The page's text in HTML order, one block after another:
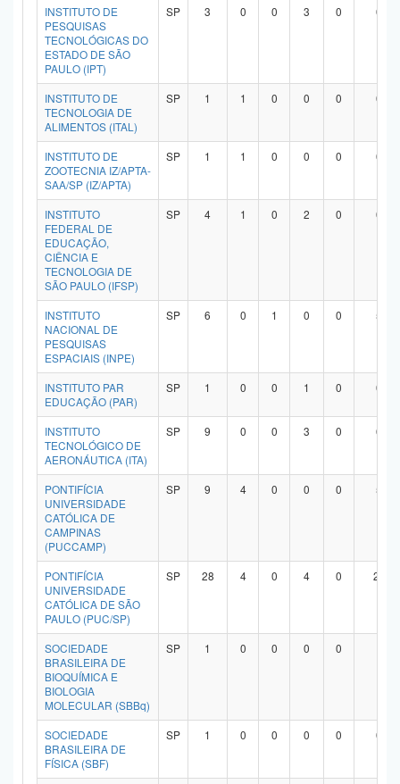
INSTITUTO DE
PESQUISAS
TECNOLÓGICAS DO
ESTADO DE SÃO
PAULO (IPT)
SP 3 0 0 3 0 0
INSTITUTO DE
TECNOLOGIA DE
ALIMENTOS (ITAL)
SP 1 1 0 0 0 0
INSTITUTO DE
ZOOTECNIA IZ/APTA-
SAA/SP (IZ/APTA)
SP 1 1 0 0 0 0
INSTITUTO
FEDERAL DE
EDUCAÇÃO,
CIÊNCIA E
TECNOLOGIA DE
SÃO PAULO (IFSP)
SP 4 1 0 2 0 0
INSTITUTO
NACIONAL DE
PESQUISAS
ESPACIAIS (INPE)
SP 6 0 1 0 0 5
INSTITUTO PAR
EDUCAÇÃO (PAR)
SP 1 0 0 1 0 0
INSTITUTO
TECNOLÓGICO DE
AERONÁUTICA (ITA)
SP 9 0 0 3 0 6
PONTIFÍCIA
UNIVERSIDADE
CATÓLICA DE
CAMPINAS
(PUCCAMP)
SP 9 4 0 0 0 5
PONTIFÍCIA
UNIVERSIDADE
CATÓLICA DE SÃO
PAULO (PUC/SP)
SP 28 4 0 4 0 20
SOCIEDADE
BRASILEIRA DE
BIOQUÍMICA E
BIOLOGIA
MOLECULAR (SBBq)
SP 1 0 0 0 0
SOCIEDADE
BRASILEIRA DE
FÍSICA (SBF)
SP 1 0 0 0 0 0